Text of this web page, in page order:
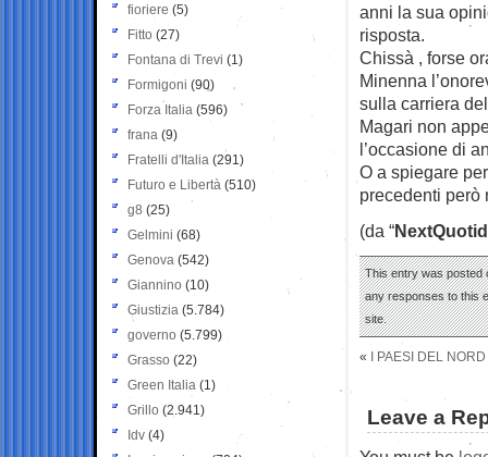
anni la sua
risposta.
Chissà , forse
Minenna
sulla carriera
Magari non
l’occasione di
O a spiegare
precedenti però
(da “
This entry was posted
any responses to this
site.
« I PAESI DEL
Leave a
fioriere (5)
Fitto (27)
Fontana di Trevi (1)
Formigoni (90)
Forza Italia (596)
frana (9)
Fratelli d'Italia (291)
Futuro e Libertà (510)
g8 (25)
Gelmini (68)
Genova (542)
Giannino (10)
Giustizia (5.784)
governo (5.799)
Grasso (22)
Green Italia (1)
Grillo (2.941)
Idv (4)